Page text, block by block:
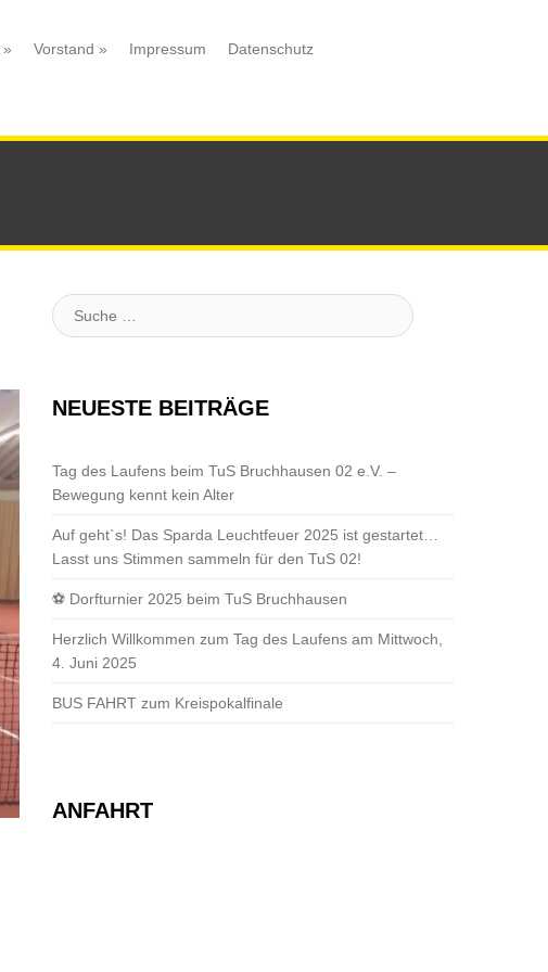
» Vorstand » Impressum Datenschutz
Suche
:
NEUESTE BEITRÄGE
Tag des Laufens beim TuS Bruchhausen 02 e.V. –
Bewegung kennt kein Alter
Auf geht`s! Das Sparda Leuchtfeuer 2025 ist gestartet…
Lasst uns Stimmen sammeln für den TuS 02!
⚽ Dorfturnier 2025 beim TuS Bruchhausen
Herzlich Willkommen zum Tag des Laufens am Mittwoch,
4. Juni 2025
BUS FAHRT zum Kreispokalfinale
ANFAHRT